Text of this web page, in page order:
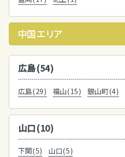
中国エリア
広島(54)
広島(29) 福山(15) 銀山町(4)
山口(10)
下関(5) 山口(5)